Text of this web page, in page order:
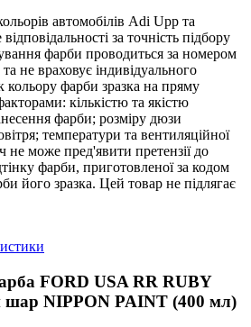
автомобілів Adi Upp та
за точність підбору
фарби проводиться за номером
не враховує індивідуального
кольору фарби зразка на пряму
кількістю та якістю
фарби; розміру дюзи
температури та вентиляційної
може пред'явити претензії до
фарби, приготовленої за кодом
його зразка. Цей товар не підлягає
FORD USA RR RUBY
NIPPON PAINT (400 мл)